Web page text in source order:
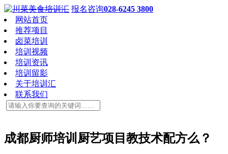
报名咨询028-6245 3800
网站首页
推荐项目
卤菜培训
培训视频
培训资讯
培训留影
关于培训汇
联系我们
成都厨师培训厨艺项目教技术配方么？